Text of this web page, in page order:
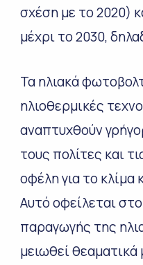
σχέση με το 2020)
μέχρι το 2030,
Τα ηλιακά
ηλιοθερμικές
αναπτυχθούν
τους πολίτες και
οφέλη για το κλίμα
Αυτό οφείλεται
παραγωγής της
μειωθεί